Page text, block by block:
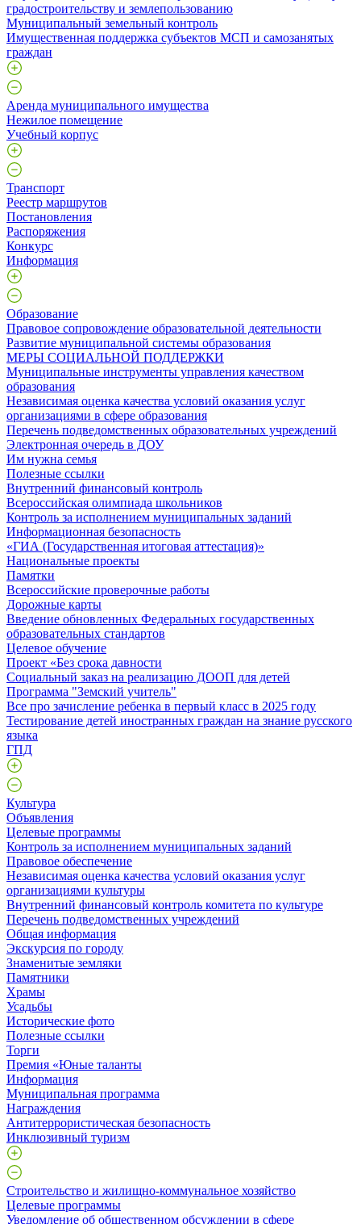
градостроительству и землепользованию
Муниципальный земельный контроль
Имущественная поддержка субъектов МСП и самозанятых
граждан
Аренда муниципального имущества
Нежилое помещение
Учебный корпус
Транспорт
Реестр маршрутов
Постановления
Распоряжения
Конкурс
Информация
Образование
Правовое сопровождение образовательной деятельности
Развитие муниципальной системы образования
МЕРЫ СОЦИАЛЬНОЙ ПОДДЕРЖКИ
Муниципальные инструменты управления качеством
образования
Независимая оценка качества условий оказания услуг
организациями в сфере образования
Перечень подведомственных образовательных учреждений
Электронная очередь в ДОУ
Им нужна семья
Полезные ссылки
Внутренний финансовый контроль
Всероссийская олимпиада школьников
Контроль за исполнением муниципальных заданий
Информационная безопасность
«ГИА (Государственная итоговая аттестация)»
Национальные проекты
Памятки
Всероссийские проверочные работы
Дорожные карты
Введение обновленных Федеральных государственных
образовательных стандартов
Целевое обучение
Проект «Без срока давности
Социальный заказ на реализацию ДООП для детей
Программа "Земский учитель"
Все про зачисление ребенка в первый класс в 2025 году
Тестирование детей иностранных граждан на знание русского
языка
ГПД
Культура
Объявления
Целевые программы
Контроль за исполнением муниципальных заданий
Правовое обеспечение
Независимая оценка качества условий оказания услуг
организациями культуры
Внутренний финансовый контроль комитета по культуре
Перечень подведомственных учреждений
Общая информация
Экскурсия по городу
Знаменитые земляки
Памятники
Храмы
Усадьбы
Исторические фото
Полезные ссылки
Торги
Премия «Юные таланты
Информация
Муниципальная программа
Награждения
Антитеррористическая безопасность
Инклюзивный туризм
Строительство и жилищно-коммунальное хозяйство
Целевые программы
Уведомление об общественном обсуждении в сфере